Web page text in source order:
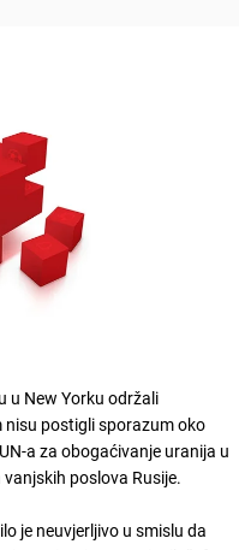
u New Yorku održali
postigli sporazum oko
a za obogaćivanje uranija u
poslova Rusije.
je neuvjerljivo u smislu da